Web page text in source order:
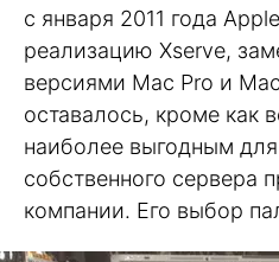
с января 2011 года
реализацию Xserve,
версиями Mac Pro и
оставалось, кроме как
наиболее выгодным
собственного сервера
компании. Его выбор